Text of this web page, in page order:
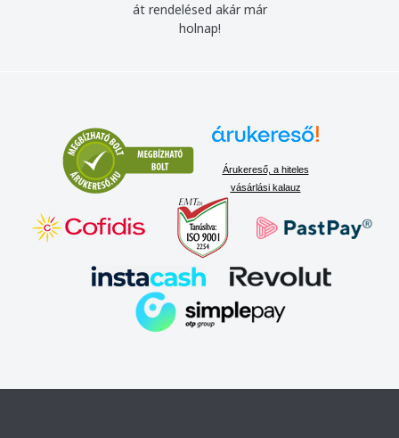
át rendelésed akár már
holnap!
Árukereső, a hiteles
vásárlási kalauz